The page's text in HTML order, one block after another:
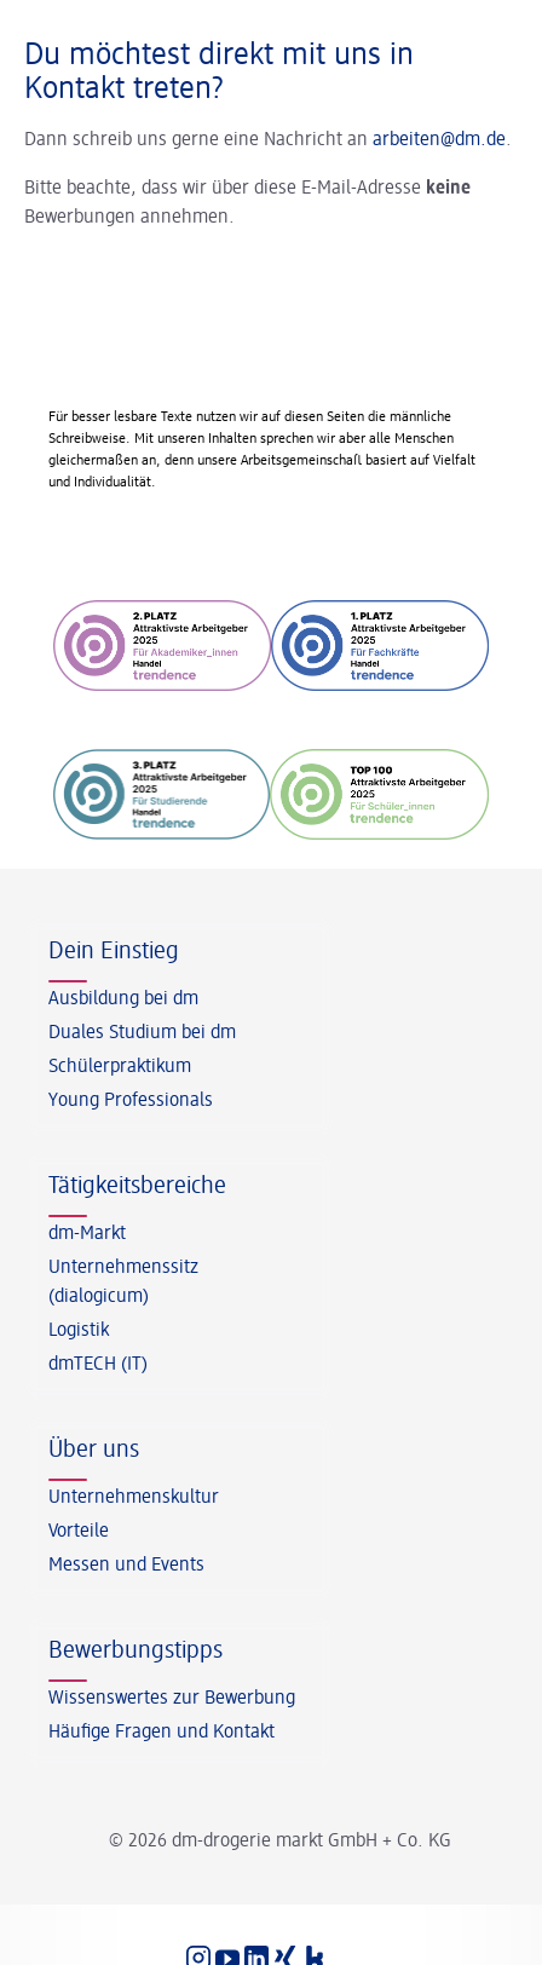
Du möchtest direkt mit uns in
Kontakt treten?
Dann schreib uns gerne eine Nachricht an arbeiten@dm.de.
Bitte beachte, dass wir über diese E-Mail-Adresse keine
Bewerbungen annehmen.
Für besser lesbare Texte nutzen wir auf diesen Seiten die männliche
Schreibweise. Mit unseren Inhalten sprechen wir aber alle Menschen
gleichermaßen an, denn unsere Arbeitsgemeinschaft basiert auf Vielfalt
und Individualität.
© 2026 dm-drogerie markt GmbH + Co. KG
Dein Einstieg
Ausbildung bei dm
Duales Studium bei dm
Schülerpraktikum
Young Professionals
Tätigkeitsbereiche
dm-Markt
Unternehmenssitz
(dialogicum)
Logistik
dmTECH (IT)
Über uns
Unternehmenskultur
Vorteile
Messen und Events
Bewerbungstipps
Wissenswertes zur Bewerbung
Häufige Fragen und Kontakt